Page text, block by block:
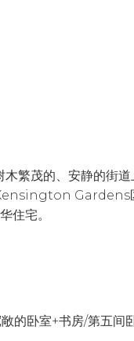
繁茂的、安静的街
Gardens
住宅。
的卧室+书房/第五间